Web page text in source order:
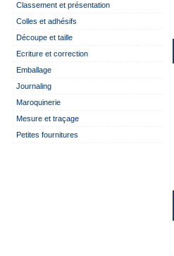
Classement et présentation
Colles et adhésifs
Découpe et taille
Ecriture et correction
Emballage
Journaling
Maroquinerie
Mesure et traçage
Petites fournitures